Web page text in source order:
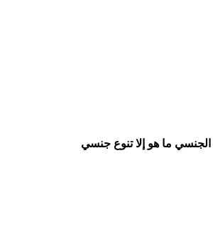
الجنسي ما هو إلا تنوع جنسي